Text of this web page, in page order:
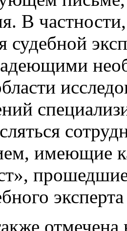
В
судебной
имеющие